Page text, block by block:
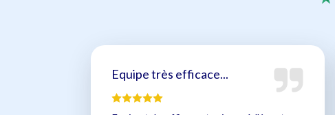
Equipe très efficace...